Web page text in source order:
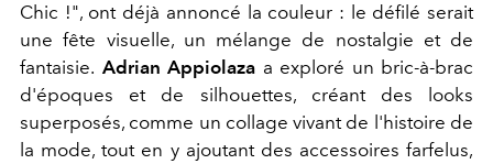
Chic !", ont déjà annoncé la couleur : le défilé serait
une fête visuelle, un mélange de nostalgie et de
fantaisie. Adrian Appiolaza a exploré un bric-à-brac
d'époques et de silhouettes, créant des looks
superposés, comme un collage vivant de l'histoire de
la mode, tout en y ajoutant des accessoires farfelus,